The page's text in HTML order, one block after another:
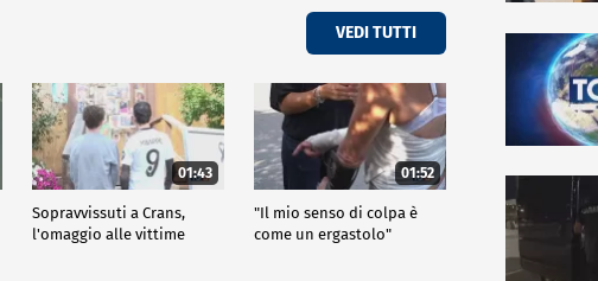
VEDI TUTTI
01:43
Sopravvissuti a Crans,
l'omaggio alle vittime
01:52
"Il mio senso di colpa è
come un ergastolo"